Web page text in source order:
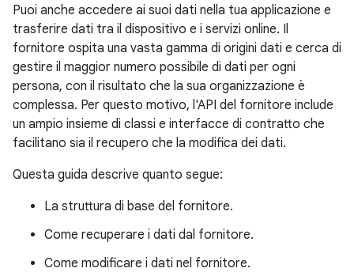
Puoi anche accedere ai suoi dati nella tua applicazione e
trasferire dati tra il dispositivo e i servizi online. Il
fornitore ospita una vasta gamma di origini dati e cerca di
gestire il maggior numero possibile di dati per ogni
persona, con il risultato che la sua organizzazione è
complessa. Per questo motivo, l'API del fornitore include
un ampio insieme di classi e interfacce di contratto che
facilitano sia il recupero che la modifica dei dati.
Questa guida descrive quanto segue:
La struttura di base del fornitore.
Come recuperare i dati dal fornitore.
Come modificare i dati nel fornitore.